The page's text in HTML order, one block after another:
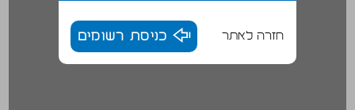
חזרה לאתר כניסת רשומים